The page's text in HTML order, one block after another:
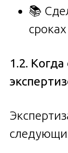
📚
1.2.